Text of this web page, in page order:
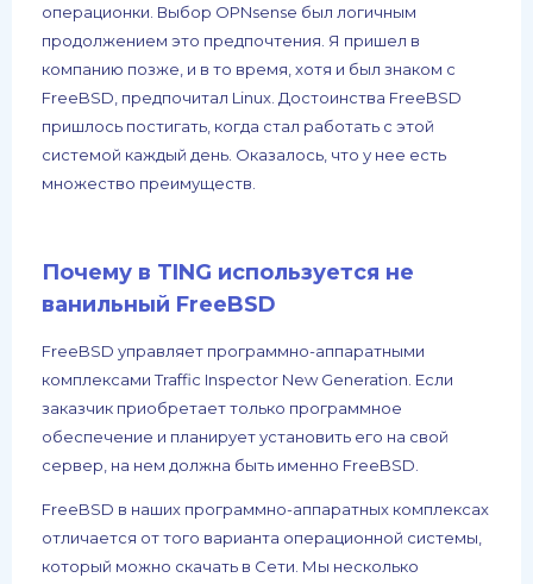
операционки. Выбор OPNsense был логичным
продолжением это предпочтения. Я пришел в
компанию позже, и в то время, хотя и был знаком с
FreeBSD, предпочитал Linux. Достоинства FreeBSD
пришлось постигать, когда стал работать с этой
системой каждый день. Оказалось, что у нее есть
множество преимуществ.
Почему в TING используется не
ванильный FreeBSD
FreeBSD управляет программно-аппаратными
комплексами Traffic Inspector New Generation. Если
заказчик приобретает только программное
обеспечение и планирует установить его на свой
сервер, на нем должна быть именно FreeBSD.
FreeBSD в наших программно-аппаратных комплексах
отличается от того варианта операционной системы,
который можно скачать в Сети. Мы несколько